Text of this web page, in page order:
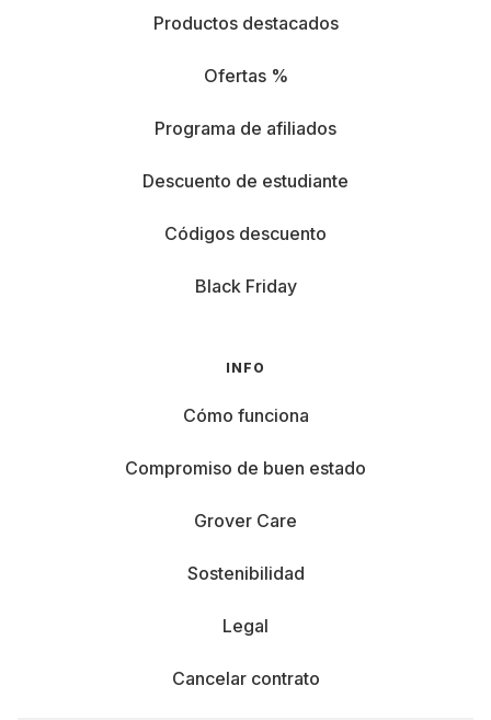
Productos destacados
Ofertas %
Programa de afiliados
Descuento de estudiante
Códigos descuento
Black Friday
INFO
Cómo funciona
Compromiso de buen estado
Grover Care
Sostenibilidad
Legal
Cancelar contrato